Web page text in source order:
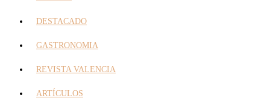
DESTACADO
GASTRONOMIA
REVISTA VALENCIA
ARTÍCULOS